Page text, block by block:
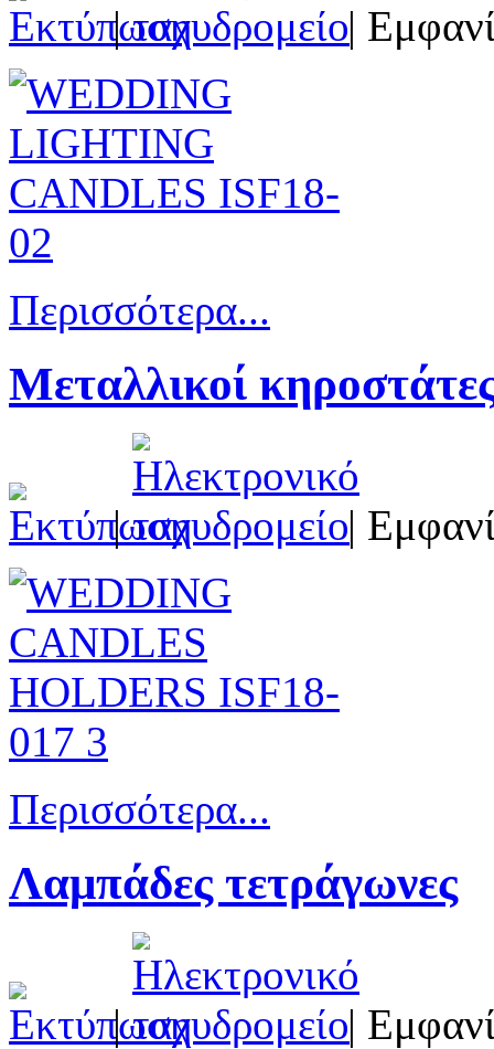
| |
Περισσότερα...
Μεταλλικοί
| |
Περισσότερα...
Λαμπάδες τετράγωνες
| |